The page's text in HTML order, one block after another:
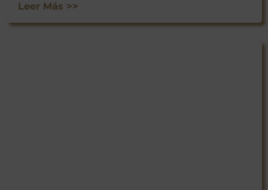
Leer Más >>No te preocupes, respetamos tu
privacidad. Puedes darte de baja